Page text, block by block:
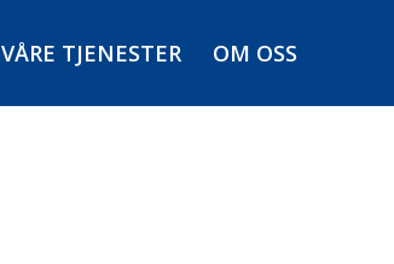
VÅRE TJENESTER OM OSS